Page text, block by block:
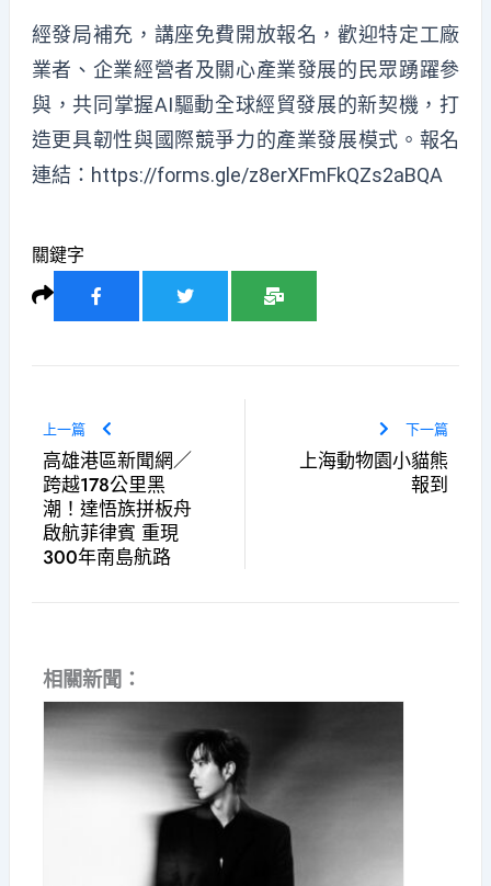
經發局補充，講座免費開放報名，歡迎特定工廠
業者、企業經營者及關心產業發展的民眾踴躍參
與，共同掌握AI驅動全球經貿發展的新契機，打
造更具韌性與國際競爭力的產業發展模式。報名
連結： https://forms.gle/z8erXFmFkQZs2aBQA
關鍵字
上一篇
高雄港區新聞網／
跨越178公里黑
潮！達悟族拼板舟
啟航菲律賓 重現
300年南島航路
下一篇
上海動物園小貓熊
報到
相關新聞：